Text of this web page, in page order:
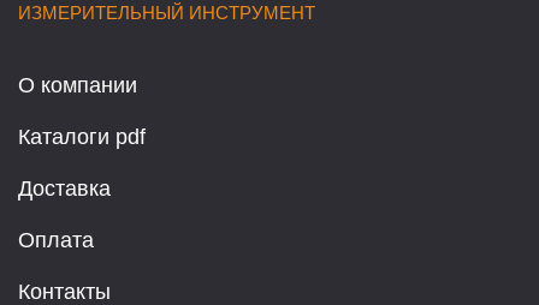
ИЗМЕРИТЕЛЬНЫЙ ИНСТРУМЕНТ
О компании
Каталоги pdf
Доставка
Оплата
Контакты